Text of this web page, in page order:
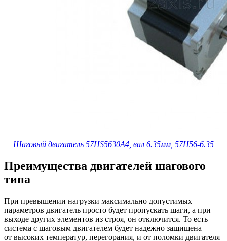
Шаговый двигатель 57HS5630A4, вал 6.35мм, 57H56-6.35
Преимущества двигателей шагового
типа
При превышении нагрузки максимально допустимых
параметров двигатель просто будет пропускать шаги, а при
выходе других элементов из строя, он отключится. То есть
система с шаговым двигателем будет надежно защищена
от высоких температур, перегорания, и от поломки двигателя